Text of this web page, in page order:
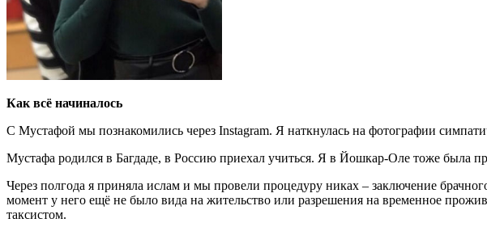
Как всё начиналось
С Мустафой мы познакомились через Instagram. Я наткнулась на фотографии
Мустафа родился в Багдаде, в Россию приехал учиться. Я в Йошкар-Оле тоже была
Через полгода я приняла ислам и мы провели процедуру никах – заключение
момент у него ещё не было вида на жительство или разрешения на временное
таксистом.